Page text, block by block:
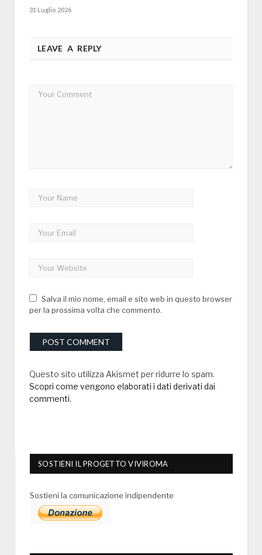
31 Luglio 2026
LEAVE A REPLY
Salva il mio nome, email e sito web in questo browser
per la prossima volta che commento.
Questo sito utilizza Akismet per ridurre lo spam.
Scopri come vengono elaborati i dati derivati dai
commenti.
SOSTIENI IL PROGETTO VIVIROMA
Sostieni la comunicazione indipendente